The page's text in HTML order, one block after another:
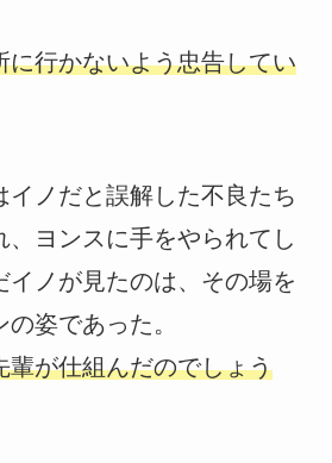
に行かないよう忠告してい
イノだと誤解した不良たち
、ヨンスに手をやられてし
イノが見たのは、その場を
姿であった。
輩が仕組んだのでしょう